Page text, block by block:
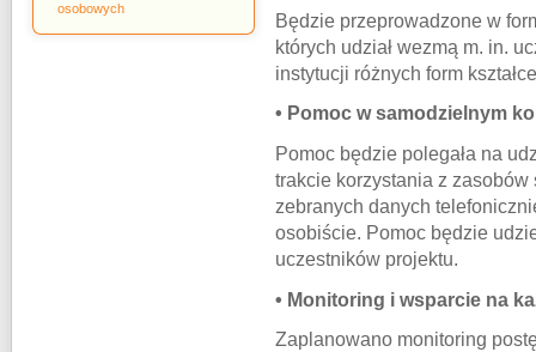
Będzie przeprowadzone w
których udział wezmą m. in.
instytucji różnych form
• Pomoc w samodzielnym
Pomoc będzie polegała na
trakcie korzystania z
zebranych danych
osobiście. Pomoc będzie
uczestników projektu.
• Monitoring i wsparcie na
Zaplanowano monitoring
osobowych